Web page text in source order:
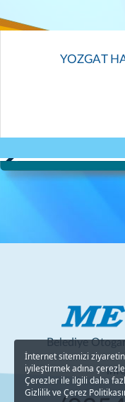
YOZGAT
Belediye
İnternet sitemizi
iyileştirmek adına
Çerezler ile ilgili daha
Gizlilik ve Çerez